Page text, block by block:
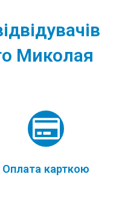
Миколая
Оплата карткою